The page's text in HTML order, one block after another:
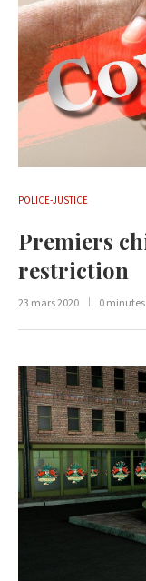
POLICE-JUSTICE
Premiers
restriction
23 mars 2020 0